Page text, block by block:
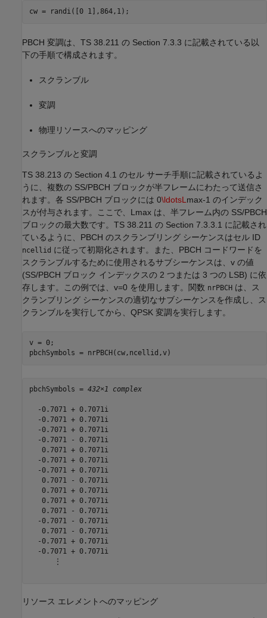
cw = randi([0 1],864,1);
PBCH 変調は、TS 38.211 の Section 7.3.3 に記載されている以
下の手順で構成されます。
スクランブル
変調
物理リソースへのマッピング
スクランブルと変調
TS 38.213 の Section 4.1 のセル サーチ手順に記載されているよ
うに、複数の SS/PBCH ブロックが半フレームにわたって送信さ
れます。各 SS/PBCH ブロックには 0\ldotsL max-1 のインデック
スが付与されます。ここで、 L max は、半フレーム内の SS/PBCH
ブロックの最大数です。TS 38.211 の Section 7.3.3.1 に記載され
ているように、PBCH のスクランブリング シーケンスはセル ID
ncellid に従って初期化されます。また、PBCH コードワードを
スクランブルするために使用されるサブシーケンスは、 v の値
(SS/PBCH ブロック インデックスの 2 つまたは 3 つの LSB) に依
存します。この例では、 v=0 を使用します。関数 nrPBCH は、ス
クランブリング シーケンスの適切なサブシーケンスを作成し、ス
クランブルを実行してから、QPSK 変調を実行します。
v = 0;
pbchSymbols = nrPBCH(cw,ncellid,v)
pbchSymbols = 432×1 complex
  -0.7071 + 0.7071i
  -0.7071 + 0.7071i
  -0.7071 + 0.7071i
  -0.7071 - 0.7071i
   0.7071 + 0.7071i
  -0.7071 + 0.7071i
  -0.7071 + 0.7071i
   0.7071 - 0.7071i
   0.7071 + 0.7071i
   0.7071 + 0.7071i
   0.7071 - 0.7071i
  -0.7071 - 0.7071i
   0.7071 - 0.7071i
  -0.7071 + 0.7071i
  -0.7071 + 0.7071i
      ⋮
リソース エレメントへのマッピング